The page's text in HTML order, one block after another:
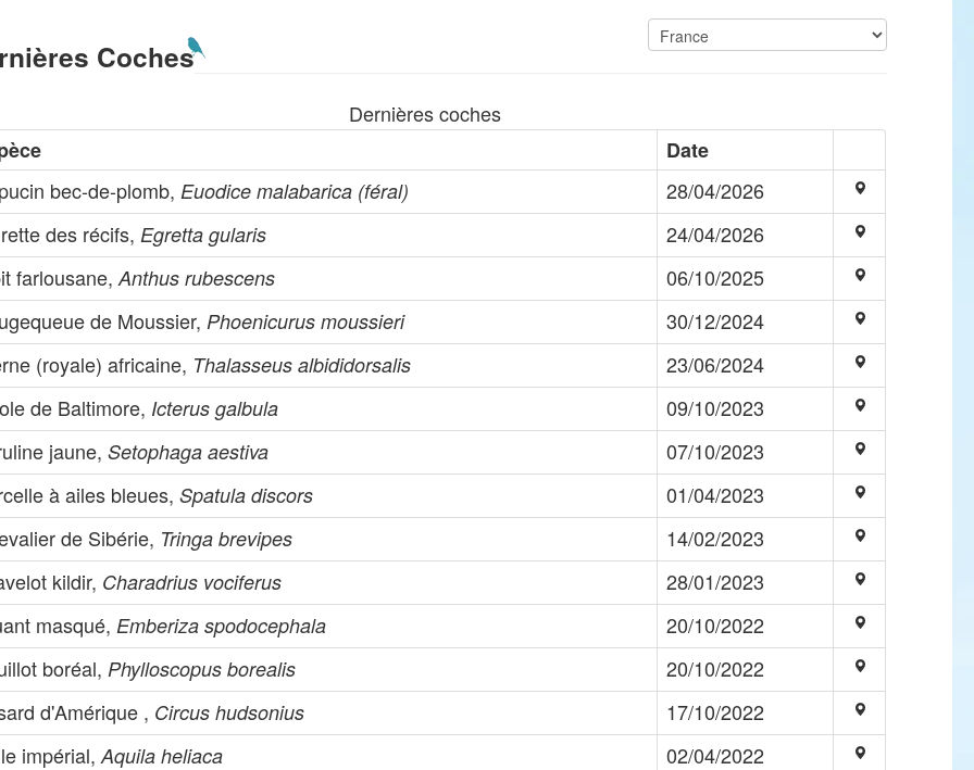
Coches
Dernières coches
Date
bec-de-plomb, Euodice malabarica (féral)
28/04/2026
des récifs, Egretta gularis
24/04/2026
farlousane,Anthus rubescens
06/10/2025
de Moussier, Phoenicurus moussieri
30/12/2024
(royale) africaine, Thalasseus albididorsalis
23/06/2024
de Baltimore, Icterus galbula
09/10/2023
jaune,Setophaga aestiva
07/10/2023
à ailes bleues,Spatula discors
01/04/2023
de Sibérie, Tringa brevipes
14/02/2023
kildir, Charadrius vociferus
28/01/2023
masqué, Emberiza spodocephala
20/10/2022
boréal, Phylloscopus borealis
20/10/2022
d'Amérique , Circus hudsonius
17/10/2022
impérial,Aquila heliaca
02/04/2022